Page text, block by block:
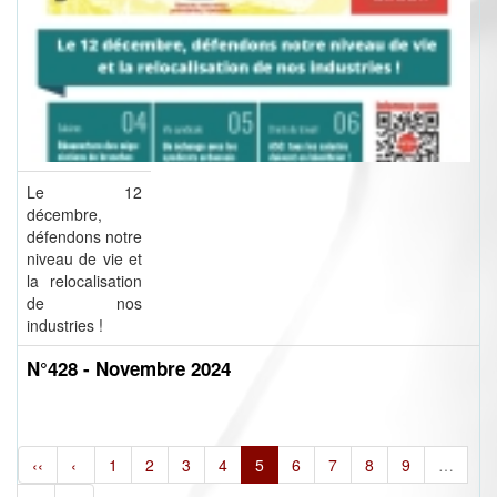
Le 12
décembre,
défendons notre
niveau de vie et
la relocalisation
de nos
industries !
N°428 - Novembre 2024
‹‹ ‹ 1 2 3 4 5 6 7 8 9
…